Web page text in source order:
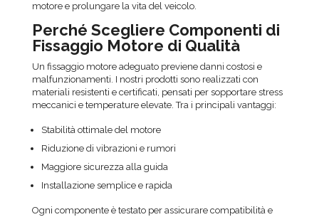
motore e prolungare la vita del veicolo.
Perché Scegliere Componenti di
Fissaggio Motore di Qualità
Un fissaggio motore adeguato previene danni costosi e
malfunzionamenti. I nostri prodotti sono realizzati con
materiali resistenti e certificati, pensati per sopportare stress
meccanici e temperature elevate. Tra i principali vantaggi:
Stabilità ottimale del motore
Riduzione di vibrazioni e rumori
Maggiore sicurezza alla guida
Installazione semplice e rapida
Ogni componente è testato per assicurare compatibilità e